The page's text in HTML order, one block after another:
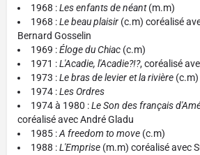
1968 :Les enfants de néant(m.m)
1968 :Le beau plaisir (c.m) coréalisé
Bernard Gosselin
1969 :Éloge du Chiac (c.m)
1971 :L'Acadie, l'Acadie?!?, coréalisé
1973 :Le bras de levier et la rivière (c.m)
1974 :Les Ordres
1974 à 1980 :Le Son des français
coréalisé avec André Gladu
1985 :A freedom to move (c.m)
1988 :L'Emprise (m.m) coréalisé avec